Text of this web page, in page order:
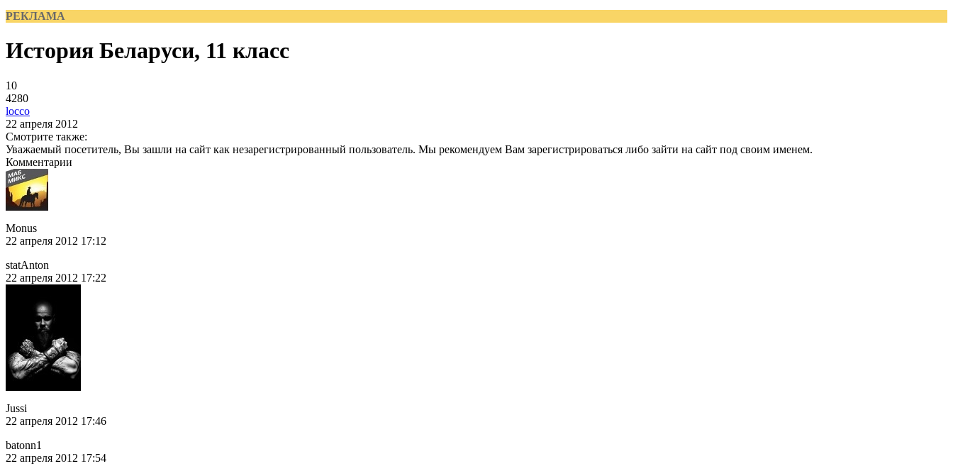
РЕКЛАМА
История Беларуси, 11 класс
10
4280
locco
22 апреля 2012
Смотрите также:
Уважаемый посетитель, Вы зашли на сайт как незарегистрированный пользователь. Мы рекомендуем Вам зарегистрироваться либо зайти на сайт под своим именем.
Комментарии
Monus
22 апреля 2012 17:12
statAnton
22 апреля 2012 17:22
Jussi
22 апреля 2012 17:46
batonn1
22 апреля 2012 17:54